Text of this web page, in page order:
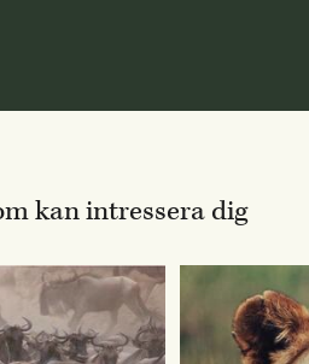
kan intressera dig